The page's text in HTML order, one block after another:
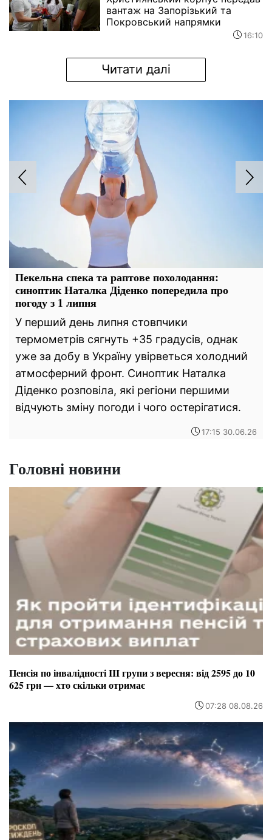
16:10
вантаж на Запорізький та
Покровський напрямки
Читати далі
Пекельна спека та раптове похолодання:
синоптик Наталка Діденко попередила про
погоду з 1 липня
У перший день липня стовпчики
термометрів сягнуть +35 градусів, однак
уже за добу в Україну увірветься холодний
атмосферний фронт. Синоптик Наталка
Діденко розповіла, які регіони першими
відчують зміну погоди і чого остерігатися.
17:15 30.06.26
Головні новини
Пенсія по інвалідності III групи з вересня: від 2595 до 10
625 грн — хто скільки отримає
07:28 08.08.26